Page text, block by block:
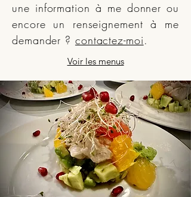
une information à me donner ou
encore un renseignement à me
demander ? contactez-moi.
Voir les menus